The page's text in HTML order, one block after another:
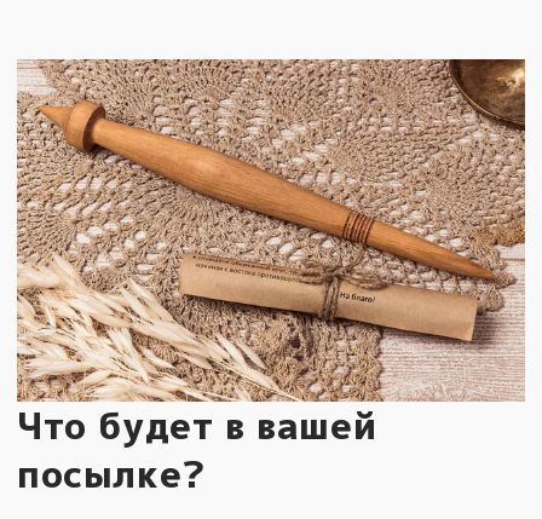
Что будет в вашей
посылке?